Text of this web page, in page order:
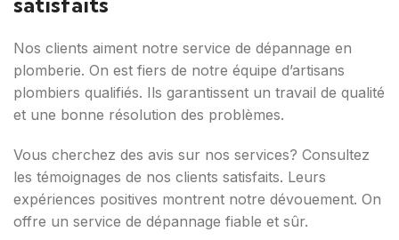
Nos clients aiment notre service de dépannage en
plomberie. On est fiers de notre équipe d’artisans
plombiers qualifiés. Ils garantissent un travail de qualité
et une bonne résolution des problèmes.
Vous cherchez des avis sur nos services? Consultez
les témoignages de nos clients satisfaits. Leurs
expériences positives montrent notre dévouement. On
offre un service de dépannage fiable et sûr.